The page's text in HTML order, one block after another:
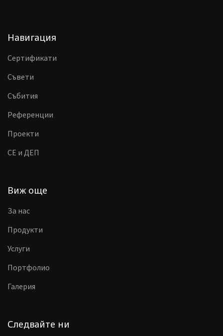
Навигация
Сертификати
Съвети
Събития
Референции
Проекти
CE и ДЕП
Виж още
За нас
Продукти
Услуги
Портфолио
Галерия
Следвайте ни